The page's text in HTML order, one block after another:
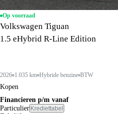
Op voorraad
Volkswagen Tiguan
1.5 eHybrid R-Line Edition
2026 1.035 km Hybride benzine BTW
Kopen
Financieren p/m vanaf
Particulier Krediettabel